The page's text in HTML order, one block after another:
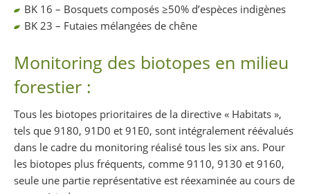
BK 16 – Bosquets composés ≥50% d’espèces indigènes
BK 23 – Futaies mélangées de chêne
Monitoring des biotopes en milieu
forestier :
Tous les biotopes prioritaires de la directive « Habitats »,
tels que 9180, 91D0 et 91E0, sont intégralement réévalués
dans le cadre du monitoring réalisé tous les six ans. Pour
les biotopes plus fréquents, comme 9110, 9130 et 9160,
seule une partie représentative est réexaminée au cours de